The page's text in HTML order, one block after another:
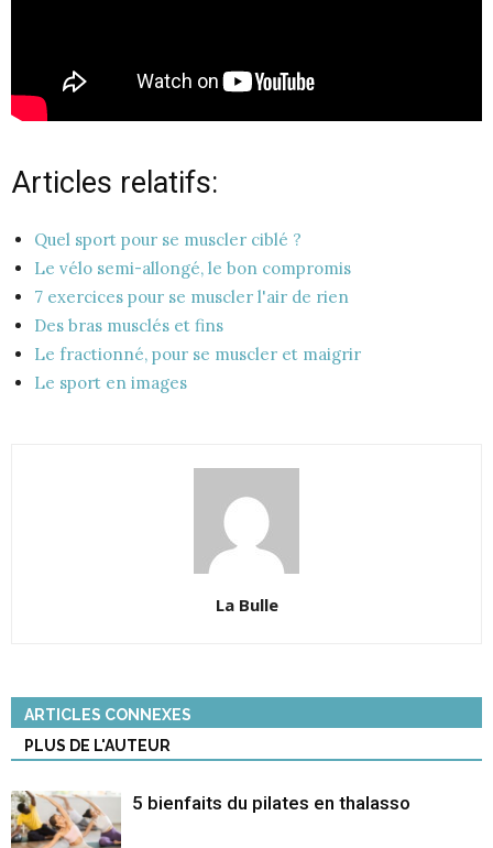
Articles relatifs:
Quel sport pour se muscler ciblé ?
Le vélo semi-allongé, le bon compromis
7 exercices pour se muscler l'air de rien
Des bras musclés et fins
Le fractionné, pour se muscler et maigrir
Le sport en images
La Bulle
ARTICLES CONNEXES
PLUS DE L'AUTEUR
5 bienfaits du pilates en thalasso